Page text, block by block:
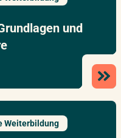
und
Weiterbildung